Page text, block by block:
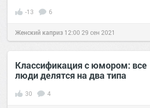
-13 6
Женский каприз 12:00 29 сен 2021
Классификация с юмором: все
люди делятся на два типа
30 4